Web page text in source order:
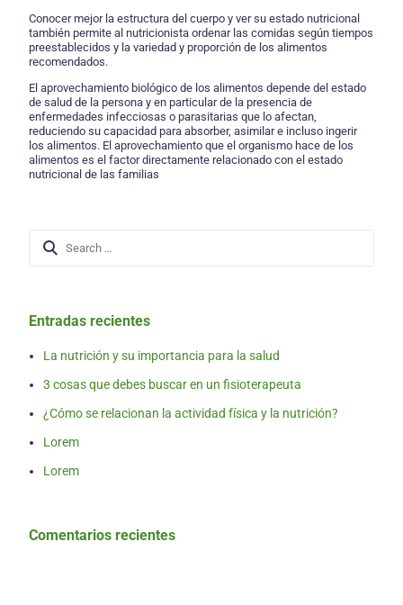
Conocer mejor la estructura del cuerpo y ver su estado nutricional
también permite al nutricionista ordenar las comidas según tiempos
preestablecidos y la variedad y proporción de los alimentos
recomendados.
El aprovechamiento biológico de los alimentos depende del estado
de salud de la persona y en particular de la presencia de
enfermedades infecciosas o parasitarias que lo afectan,
reduciendo su capacidad para absorber, asimilar e incluso ingerir
los alimentos. El aprovechamiento que el organismo hace de los
alimentos es el factor directamente relacionado con el estado
nutricional de las familias
Entradas recientes
La nutrición y su importancia para la salud
3 cosas que debes buscar en un fisioterapeuta
¿Cómo se relacionan la actividad física y la nutrición?
Lorem
Lorem
Comentarios recientes